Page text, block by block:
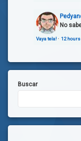
No
Vaya tela!· 12 hours
Buscar